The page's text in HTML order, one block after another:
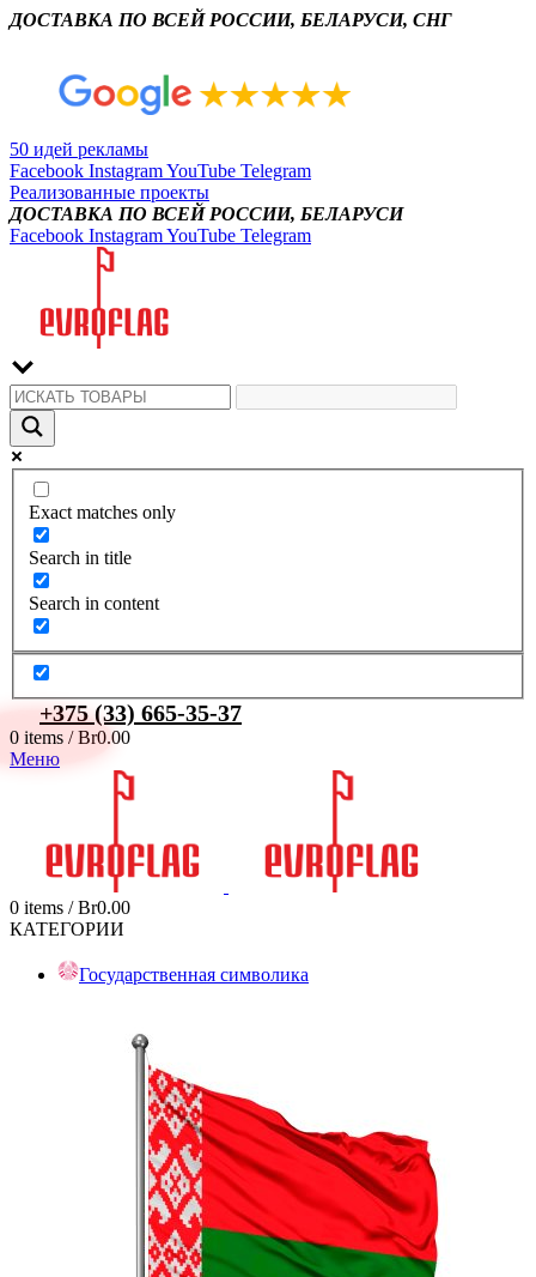
ДОСТАВКА ПО ВСЕЙ РОССИИ, БЕЛАРУСИ, СНГ
50 идей рекламы
Facebook InstagramYouTube Telegram
Реализованные проекты
ДОСТАВКА ПО ВСЕЙ РОССИИ, БЕЛАРУСИ
Facebook InstagramYouTube Telegram
Exact matches only
Search in title
Search in content
+375 (33) 665-35-37
0 items / Br0.00
Меню
0 items / Br0.00
КАТЕГОРИИ
Государственная символика